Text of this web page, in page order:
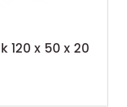
x 50 x 20